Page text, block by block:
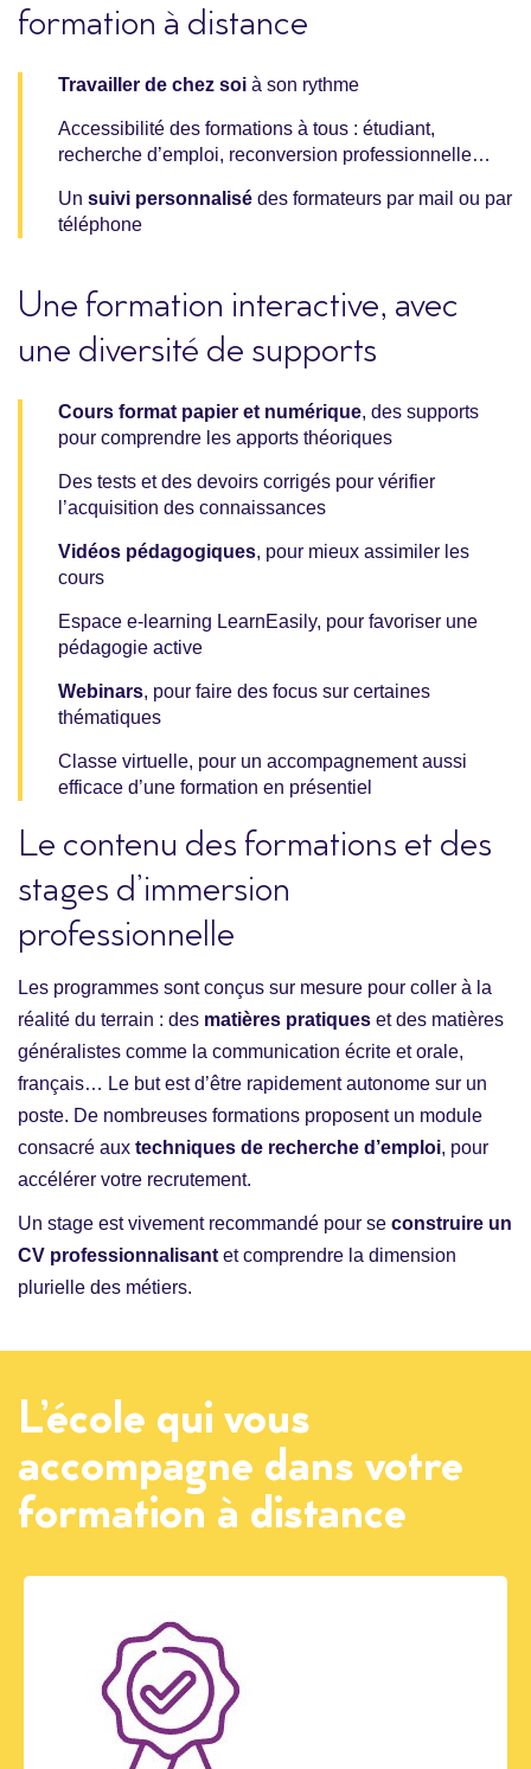
formation à distance
Travailler de chez soi à son rythme
Accessibilité des formations à tous : étudiant,
recherche d’emploi, reconversion professionnelle…
Un suivi personnalisé des formateurs par mail ou par
téléphone
Une formation interactive, avec
une diversité de supports
Cours format papier et numérique, des supports
pour comprendre les apports théoriques
Des tests et des devoirs corrigés pour vérifier
l’acquisition des connaissances
Vidéos pédagogiques, pour mieux assimiler les
cours
Espace e-learning LearnEasily, pour favoriser une
pédagogie active
Webinars, pour faire des focus sur certaines
thématiques
Classe virtuelle, pour un accompagnement aussi
efficace d’une formation en présentiel
Le contenu des formations et des
stages d’immersion
professionnelle
Les programmes sont conçus sur mesure pour coller à la
réalité du terrain : des matières pratiques et des matières
généralistes comme la communication écrite et orale,
français… Le but est d’être rapidement autonome sur un
poste. De nombreuses formations proposent un module
consacré aux techniques de recherche d’emploi, pour
accélérer votre recrutement.
Un stage est vivement recommandé pour se construire un
CV professionnalisant et comprendre la dimension
plurielle des métiers.
L’école qui vous
accompagne dans votre
formation à distance